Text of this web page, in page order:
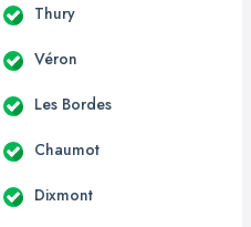
Thury
Véron
Les Bordes
Chaumot
Dixmont